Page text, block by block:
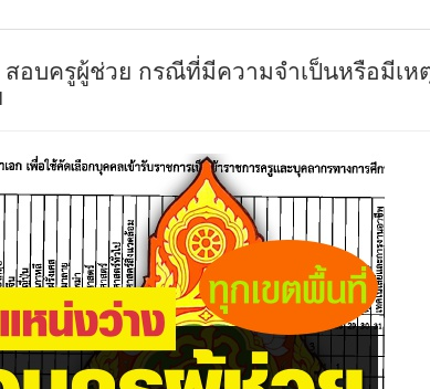
อบครูผู้ช่วย กรณีที่มีความจำเป็นหรือมีเห